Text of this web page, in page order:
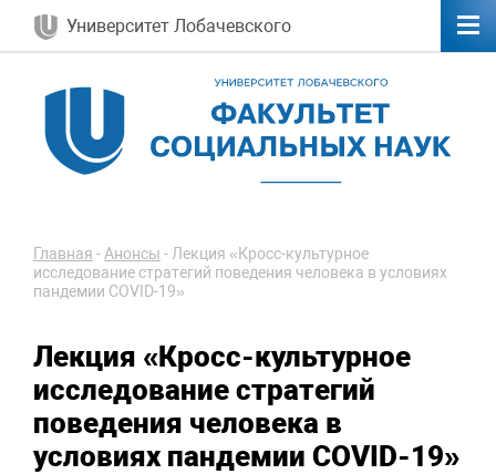
Университет Лобачевского
Главная -Анонсы -Лекция «Кросс-культурное
исследование стратегий поведения человека в условиях
пандемии COVID-19»
Лекция «Кросс-культурное
исследование стратегий
поведения человека в
условиях пандемии COVID-19»